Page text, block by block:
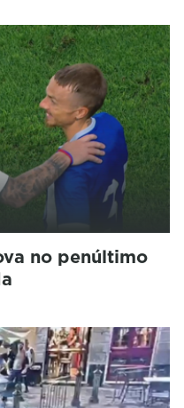
no penúltimo